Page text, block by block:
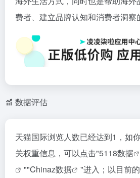
费者、建立品牌认知和消费者洞察
数据评估
天猫国际浏览人数已经达到1，如
关权重信息，可以点击"5118数据
""Chinaz数据
"进入；以目前